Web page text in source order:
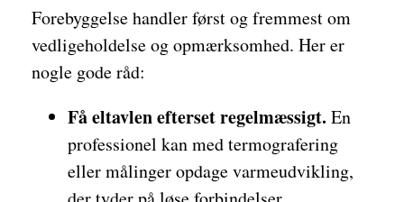
Forebyggelse handler først og fremmest om
vedligeholdelse og opmærksomhed. Her er
nogle gode råd:
Få eltavlen efterset regelmæssigt. En
professionel kan med termografering
eller målinger opdage varmeudvikling,